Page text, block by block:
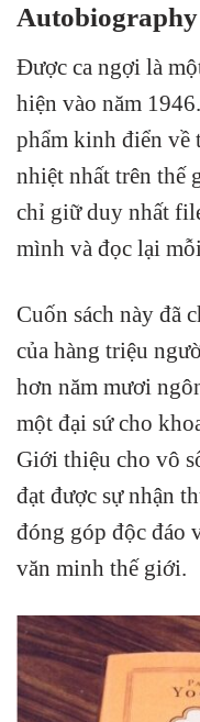
Được ca ngợi là
hiện vào năm
phẩm kinh điển về
nhiệt nhất trên thế
chỉ giữ duy nhất
mình và đọc lại
Cuốn sách này đã
của hàng triệu
hơn năm mươi
một đại sứ cho
Giới thiệu cho vô
đạt được sự nhận
đóng góp độc đáo
văn minh thế giới.